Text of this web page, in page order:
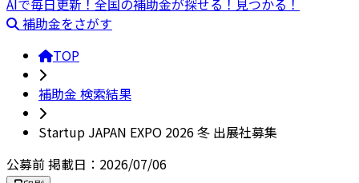
補助金をさがす
TOP
補助金 検索結果
Startup JAPAN EXPO 2026 冬 出展社募集
公募前掲載日：2026/07/06